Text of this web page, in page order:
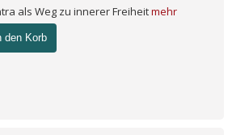
als Weg zu innerer Freiheitmehr
den Korb